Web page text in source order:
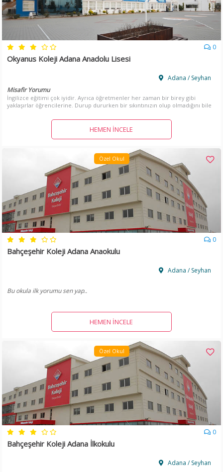
0
Okyanus Koleji Adana Anadolu Lisesi
Adana / Seyhan
Misafir Yorumu
İngilizce eğitimi çok iyidir. Ayrıca öğretmenler her zaman bir birey gibi
yaklaşırlar öğrencilerine. Durup dururken bir sıkıntınızın olup olmadığını bile
HEMEN İNCELE
Özel Okul
0
Bahçeşehir Koleji Adana Anaokulu
Adana / Seyhan
Bu okula ilk yorumu sen yap..
HEMEN İNCELE
Özel Okul
0
Bahçeşehir Koleji Adana İlkokulu
Adana / Seyhan